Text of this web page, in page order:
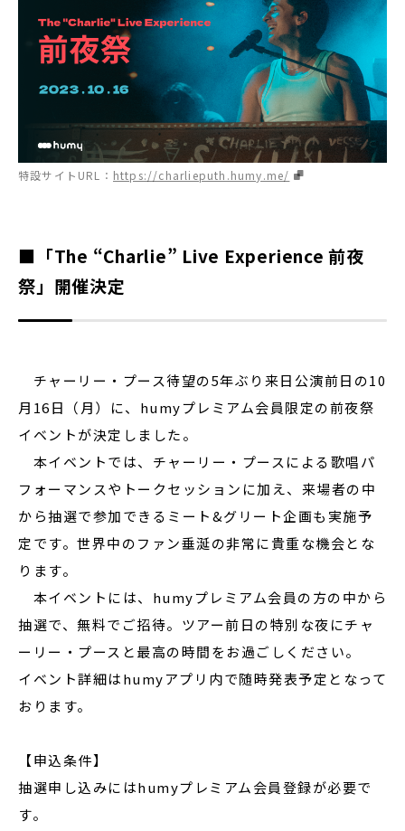
特設サイトURL： https://charlieputh.humy.me/
■「The “Charlie” Live Experience 前夜
祭」開催決定
チャーリー・プース待望の5年ぶり来日公演前日の10
月16日（月）に、humyプレミアム会員限定の前夜祭
イベントが決定しました。
本イベントでは、チャーリー・プースによる歌唱パ
フォーマンスやトークセッションに加え、来場者の中
から抽選で参加できるミート&グリート企画も実施予
定です。世界中のファン垂涎の非常に貴重な機会とな
ります。
本イベントには、humyプレミアム会員の方の中から
抽選で、無料でご招待。ツアー前日の特別な夜にチャ
ーリー・プースと最高の時間をお過ごしください。
イベント詳細はhumyアプリ内で随時発表予定となって
おります。
【申込条件】
抽選申し込みにはhumyプレミアム会員登録が必要で
す。